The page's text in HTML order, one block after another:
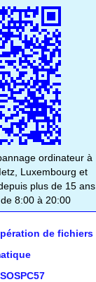
ordinateur à
Luxembourg et
plus de 15 ans
8:00 à 20:00
de fichiers